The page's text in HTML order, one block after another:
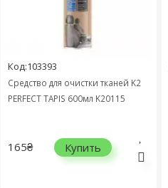
Код:103393
Средство для очистки тканей K2
PERFECT TAPIS 600мл K20115
165₴ Купить